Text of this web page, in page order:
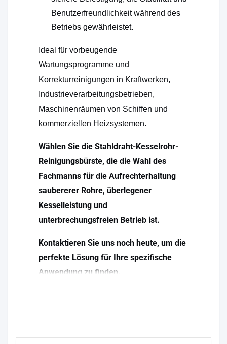
Benutzerfreundlichkeit während des
Betriebs gewährleistet.
Ideal für vorbeugende
Wartungsprogramme und
Korrekturreinigungen in Kraftwerken,
Industrieverarbeitungsbetrieben,
Maschinenräumen von Schiffen und
kommerziellen Heizsystemen.
Wählen Sie die Stahldraht-Kesselrohr-
Reinigungsbürste, die die Wahl des
Fachmanns für die Aufrechterhaltung
saubererer Rohre, überlegener
Kesselleistung und
unterbrechungsfreien Betrieb ist.
Kontaktieren Sie uns noch heute, um die
perfekte Lösung für Ihre spezifische
Anwendung zu finden.